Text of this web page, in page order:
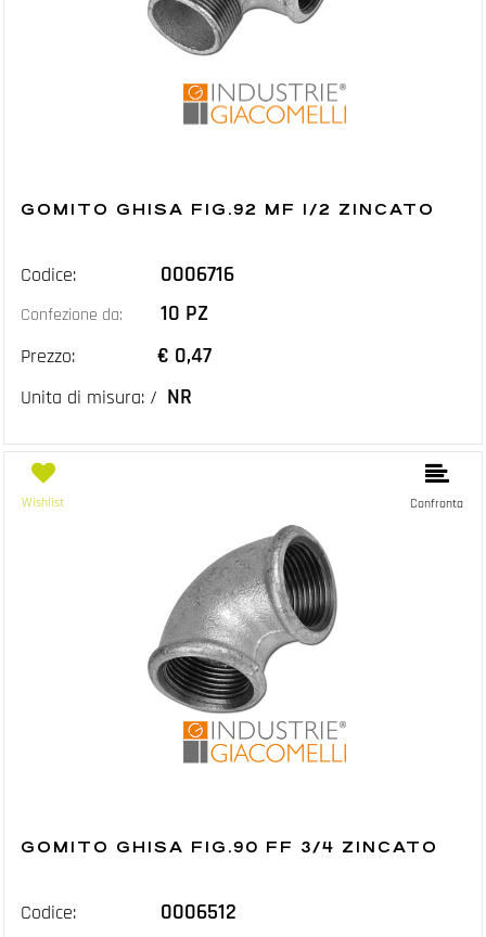
GOMITO GHISA FIG.92 MF 1/2 ZINCATO
Codice: 0006716
Confezione da: 10 PZ
Prezzo: € 0,47
Unita di misura: / NR
Wishlist Confronta
GOMITO GHISA FIG.90 FF 3/4 ZINCATO
Codice: 0006512